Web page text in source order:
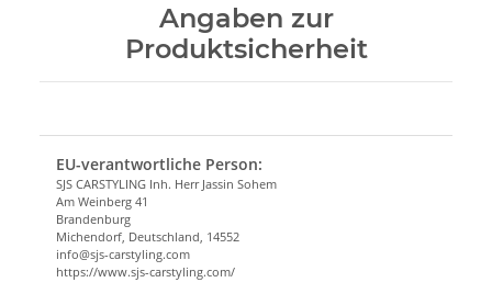
Angaben zur
Produktsicherheit
EU-verantwortliche Person:
SJS CARSTYLING Inh. Herr Jassin Sohem
Am Weinberg 41
Brandenburg
Michendorf, Deutschland, 14552
info@sjs-carstyling.com
https://www.sjs-carstyling.com/